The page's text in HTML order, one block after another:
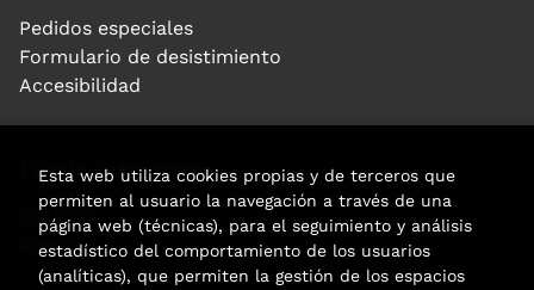
Pedidos especiales
Formulario de desistimiento
Accesibilidad
Puede interesarte
Noticias
Agenda
Esta web utiliza cookies propias y de terceros que
permiten al usuario la navegación a través de una
página web (técnicas), para el seguimiento y análisis
estadístico del comportamiento de los usuarios
(analíticas), que permiten la gestión de los espacios